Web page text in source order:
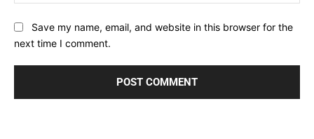
Save my name, email, and website in this browser for the
next time I comment.